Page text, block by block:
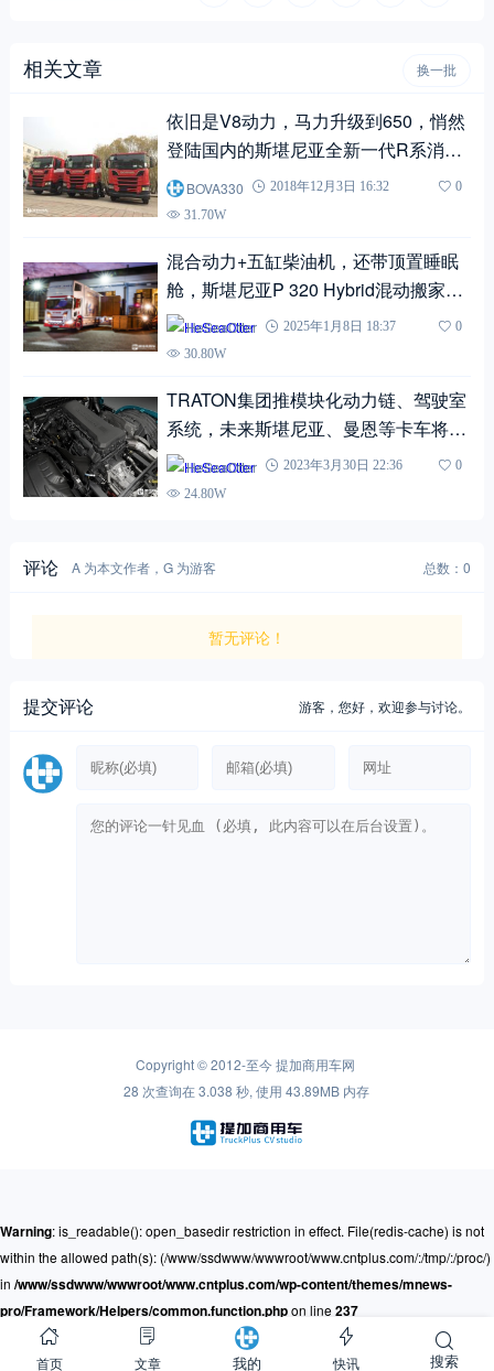
相关文章 换一批
依旧是V8动力，马力升级到650，悄然
登陆国内的斯堪尼亚全新一代R系消防
车底盘实拍
BOVA330 2018年12月3日 16:32
0
31.70W
混合动力+五缸柴油机，还带顶置睡眠
舱，斯堪尼亚P 320 Hybrid混动搬家车
实拍介绍
HeSeaOtter 2025年1月8日 18:37
0
30.80W
TRATON集团推模块化动力链、驾驶室
系统，未来斯堪尼亚、曼恩等卡车将套
娃？HeSeaOtter 2023年3月30日 22:36
0
24.80W
评论 A 为本文作者，G 为游客 总数：0
暂无评论！
提交评论 游客，您好，欢迎参与讨论。
Copyright © 2012-至今提加商用车网
28 次查询在 3.038 秒, 使用 43.89MB 内存
首页 文章 我的 快讯 搜索
Warning: is_readable(): open_basedir restriction in effect. File(redis-cache) is not
within the allowed path(s): (/www/ssdwww/wwwroot/www.cntplus.com/:/tmp/:/proc/)
in /www/ssdwww/wwwroot/www.cntplus.com/wp-content/themes/mnews-
pro/Framework/Helpers/common.function.phpon line237